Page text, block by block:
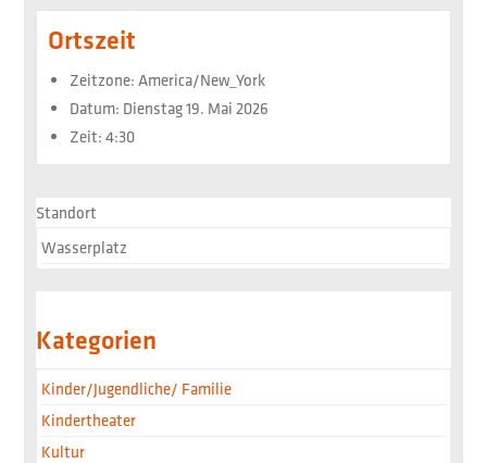
Ortszeit
Zeitzone: America/New_York
Datum: Dienstag 19. Mai 2026
Zeit:4:30
Standort
Wasserplatz
Kategorien
Kinder/Jugendliche/ Familie
Kindertheater
Kultur